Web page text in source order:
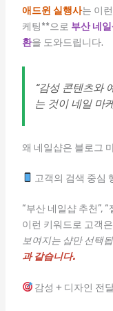
애드윈 실행사는 이
케팅**으로 부산 네
환을 도와드립니다.
“감성 콘텐츠와
는 것이 네일 마
왜 네일샵은 블로그
고객의 검색 중심
“부산 네일샵 추천”,
이런 키워드로 고객
보여지는 샵만 선택
과 같습니다.
감성 + 디자인 전